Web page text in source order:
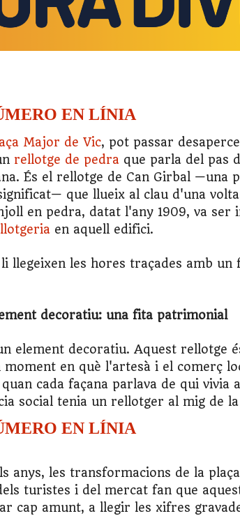
EN LÍNIA
Major de Vic, pot passar
rellotge de pedra que parla del pas
És el rellotge de Can Girbal —una
que llueix al clau d'una
en pedra, datat l'any 1909, va ser
en aquell edifici.
llegeixen les hores traçades amb
decoratiu: una fita patrimonial
element decoratiu. Aquest rellotge
moment en què l'artesà i el comerç
cada façana parlava de qui vivia
social tenia un rellotger al mig de la
EN LÍNIA
anys, les transformacions de la
turistes i del mercat fan que
cap amunt, a llegir les xifres